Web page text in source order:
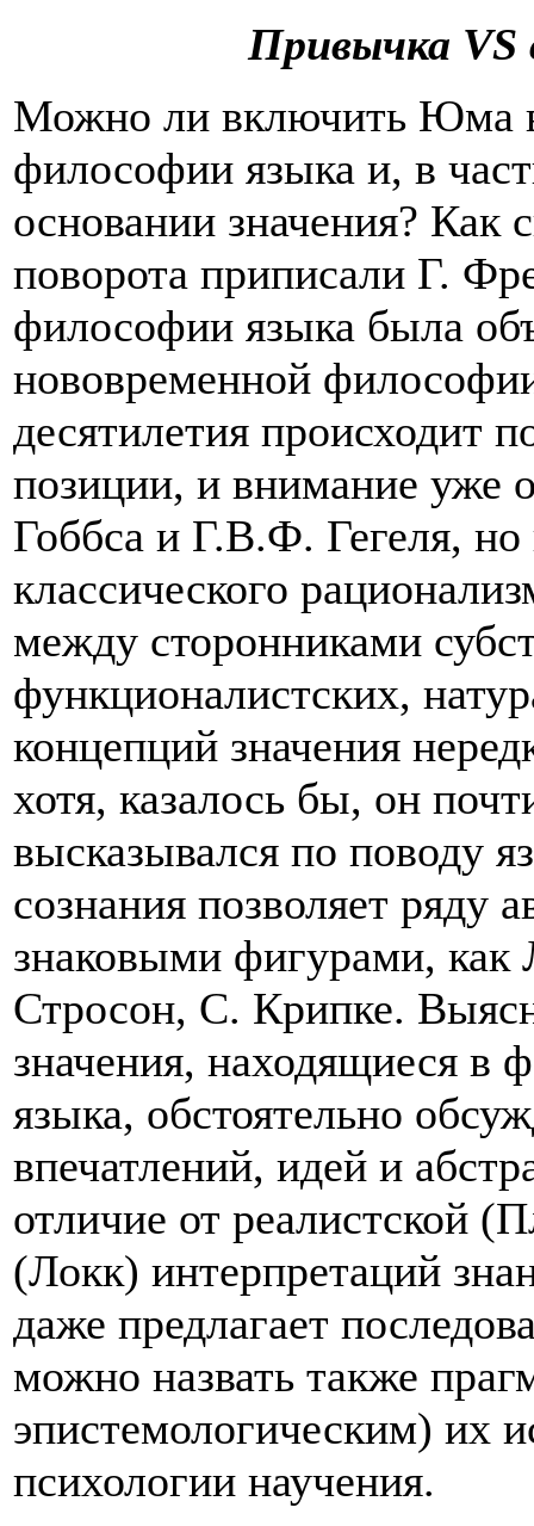
Привычка VS
Можно ли включить Юма в
философии языка и, в
основании значения? Как
поворота приписали Г.
философии языка была
нововременной
десятилетия происходит
позиции, и внимание уже
Гоббса и Г.В.Ф. Гегеля, но
классического
между сторонниками
функционалистских,
концепций значения
хотя, казалось бы, он
высказывался по поводу
сознания позволяет ряду
знаковыми фигурами,
Стросон, С. Крипке.
значения, находящиеся в
языка, обстоятельно
впечатлений, идей и
отличие от реалистской
(Локк) интерпретаций
даже предлагает
можно назвать также
эпистемологическим) их
психологии научения.